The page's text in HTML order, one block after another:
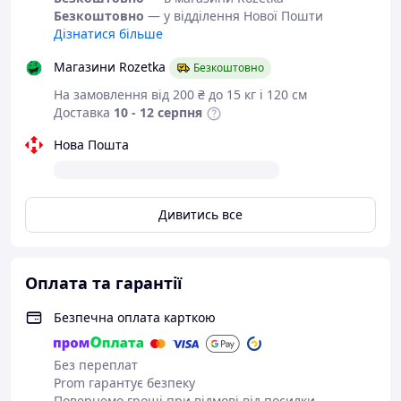
Демісезонні
напівчеревики з серії
"Box&Co".
Натуральна шкіра.
Цвет:чорний.
Матеріал верху:натуральна шкіра.
Матеріал середини:натуральна шкіра.
підошва взуття, виготовлена з
термопластичної гуми, вирізняється
гарною гнучкістю та міцністю.
Класичні демісезонні напівчеревики,
якісні та стильні, витримані у найкращих
традиціях світових колекцій
Безкоштовно — у відділення Нової Пошти
Дізнатися більше
Магазини Rozetka
Безкоштовно
На замовлення від 200 ₴ до 15 кг і 120 см
Доставка 10 - 12 серпня
Нова Пошта
Дивитись все
Оплата та гарантії
Безпечна оплата карткою
Без переплат
Prom гарантує безпеку